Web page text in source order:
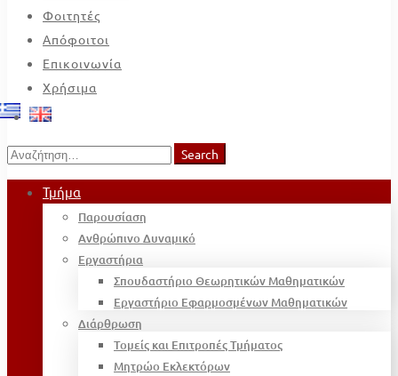
Φοιτητές
Απόφοιτοι
Επικοινωνία
Χρήσιμα
Search
for:
Search
Τμήμα
Παρουσίαση
Ανθρώπινο Δυναμικό
Εργαστήρια
Σπουδαστήριο Θεωρητικών Μαθηματικών
Εργαστήριο Εφαρμοσμένων Μαθηματικών
Διάρθρωση
Τομείς και Επιτροπές Τμήματος
Μητρώο Εκλεκτόρων